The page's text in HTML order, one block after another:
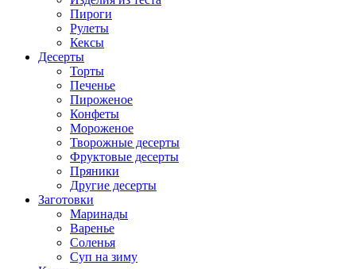
Пироги
Рулеты
Кексы
Десерты
Торты
Печенье
Пироженое
Конфеты
Мороженое
Творожные десерты
Фруктовые десерты
Пряники
Другие десерты
Заготовки
Маринады
Варенье
Соленья
Суп на зиму